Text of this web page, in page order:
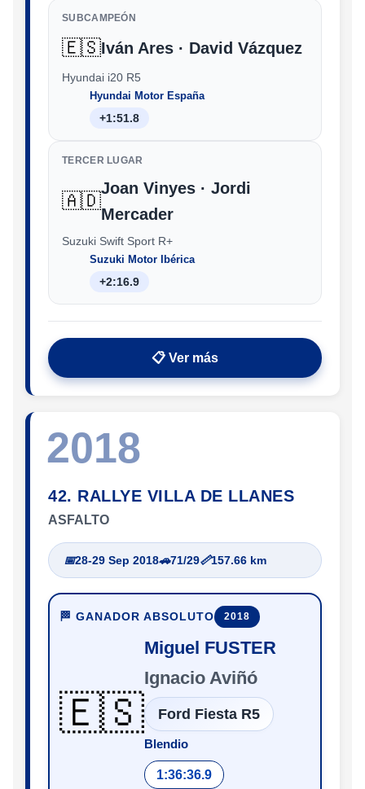
SUBCAMPEÓN
🇪🇸Iván Ares · David Vázquez
Hyundai i20 R5
Hyundai Motor España
+1:51.8
TERCER LUGAR
🇦🇩
Joan Vinyes · Jordi
Mercader
Suzuki Swift Sport R+
Suzuki Motor Ibérica
+2:16.9
📋 Ver más
2018
42. RALLYE VILLA DE LLANES
ASFALTO
📅28-29 Sep 2018🚗71/29📏157.66 km
🏁 GANADOR ABSOLUTO 2018
🇪🇸
Miguel FUSTER
Ignacio Aviñó
Ford Fiesta R5
Blendio
1:36:36.9